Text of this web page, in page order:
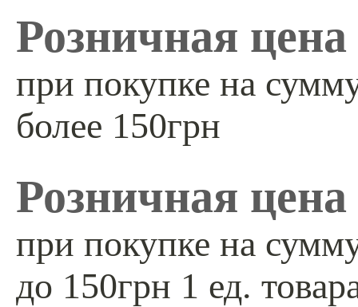
Розничная цена
при покупке на
более 150грн
Розничная цена
при покупке на
до 150грн 1 ед.